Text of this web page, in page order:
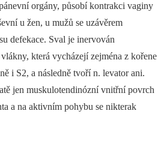
orgány, působí kontrakci vaginy
u žen, u mužů se uzávěrem
defekace. Sval je inervován
která vycházejí zejména z kořene
i S2, a následně tvoří n. levator ani.
jen muskulotendinózní vnitřní povrch
a na aktivním pohybu se nikterak